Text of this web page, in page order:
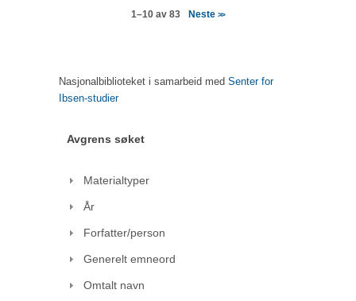
1–10 av 83 Neste>>
Nasjonalbiblioteket i samarbeid med Senter for
Ibsen-studier
Avgrens søket
Materialtyper
År
Forfatter/person
Generelt emneord
Omtalt navn